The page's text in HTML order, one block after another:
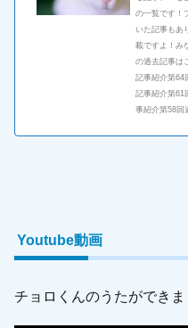
の一覧です！
いた記事もあ
載ですよ！み
の過去記事は
記事紹介第64
記事紹介第61
事紹介第58回
Youtube動画
チョロくんのうたができま